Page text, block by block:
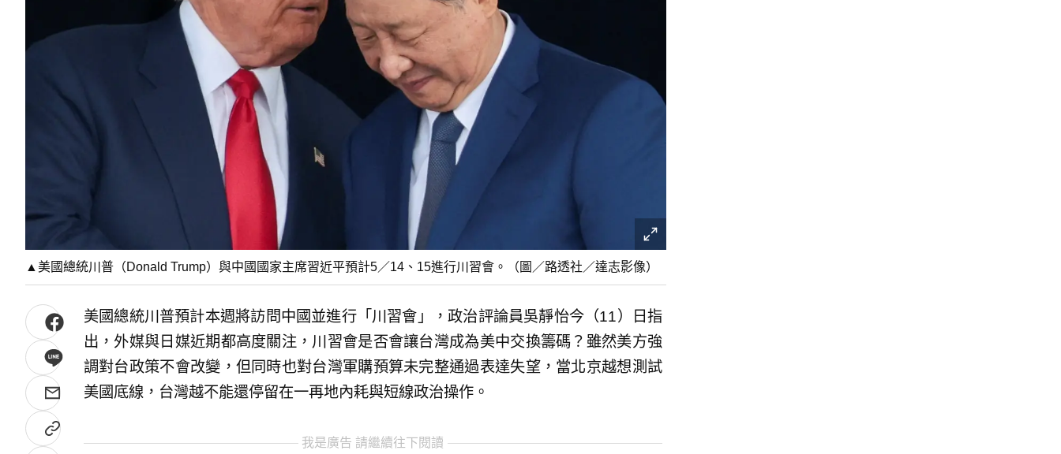
▲美國總統川普（Donald Trump）與中國國家主席習近平預計5／14、15進行川習會。（圖／路透社／達志影像）
美國總統川普預計本週將訪問中國並進行「川習會」，政治評論員吳靜怡今（11）日指
出，外媒與日媒近期都高度關注，川習會是否會讓台灣成為美中交換籌碼？雖然美方強
調對台政策不會改變，但同時也對台灣軍購預算未完整通過表達失望，當北京越想測試
美國底線，台灣越不能還停留在一再地內耗與短線政治操作。
我是廣告 請繼續往下閱讀